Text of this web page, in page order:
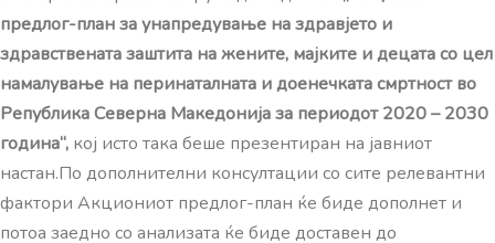
предлог-план за унапредување на здравјето и
здравствената заштита на жените, мајките и децата со цел
намалување на перинаталната и доенечката смртност во
Република Северна Македонија за периодот 2020 – 2030
година“, кој исто така беше презентиран на јавниот
настан.По дополнителни консултации со сите релевантни
фактори Акциониот предлог-план ќе биде дополнет и
потоа заедно со анализата ќе биде доставен до